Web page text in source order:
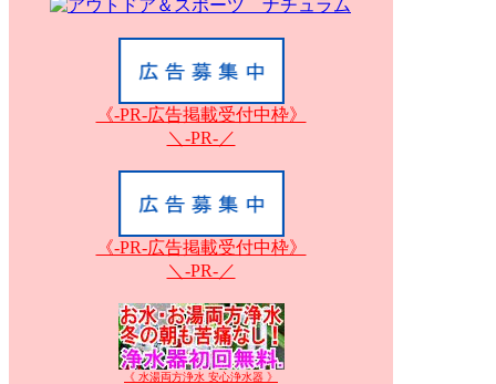
《-PR-広告掲載受付中枠》
＼-PR-／
《-PR-広告掲載受付中枠》
＼-PR-／
《 水湯両方浄水 安心浄水器 》